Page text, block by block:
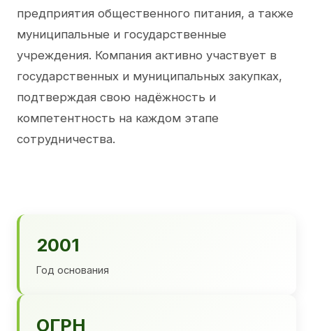
предприятия общественного питания, а также
муниципальные и государственные
учреждения. Компания активно участвует в
государственных и муниципальных закупках,
подтверждая свою надёжность и
компетентность на каждом этапе
сотрудничества.
2001
Год основания
ОГРН